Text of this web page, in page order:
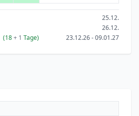
25.12.
26.12.
(18+ 1 Tage) 23.12.26 - 09.01.27